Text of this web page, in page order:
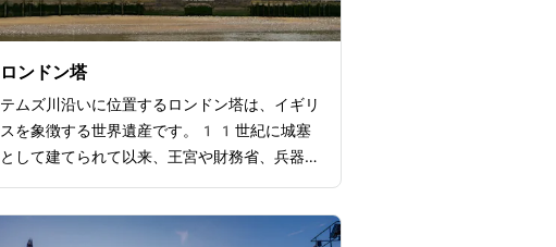
ロンドン塔
テムズ川沿いに位置するロンドン塔は、イギリ
スを象徴する世界遺産です。11世紀に城塞
として建てられて以来、王宮や財務省、兵器庫
ウンジュエルの塔」です。塔内には英国王室の